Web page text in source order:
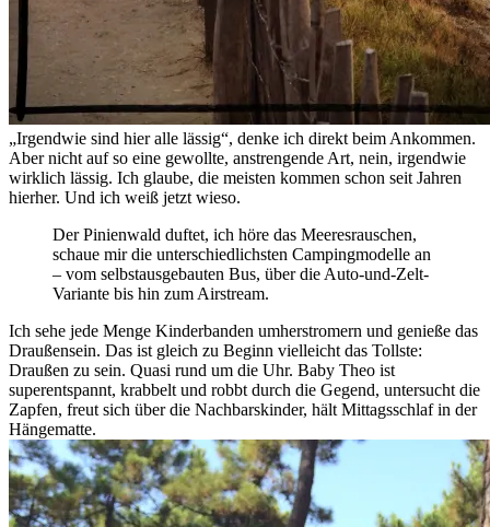
„Irgendwie sind hier alle lässig“, denke ich direkt beim Ankommen.
Aber nicht auf so eine gewollte, anstrengende Art, nein, irgendwie
wirklich lässig. Ich glaube, die meisten kommen schon seit Jahren
hierher. Und ich weiß jetzt wieso.
Der Pinienwald duftet, ich höre das Meeresrauschen,
schaue mir die unterschiedlichsten Campingmodelle an
– vom selbstausgebauten Bus, über die Auto-und-Zelt-
Variante bis hin zum Airstream.
Ich sehe jede Menge Kinderbanden umherstromern und genieße das
Draußensein. Das ist gleich zu Beginn vielleicht das Tollste:
Draußen zu sein. Quasi rund um die Uhr. Baby Theo ist
superentspannt, krabbelt und robbt durch die Gegend, untersucht die
Zapfen, freut sich über die Nachbarskinder, hält Mittagsschlaf in der
Hängematte.